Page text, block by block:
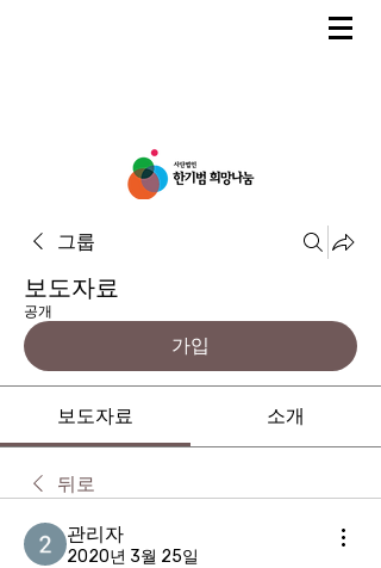
그룹
보도자료
공개
가입
보도자료 소개
뒤로
관리자
2020년 3월 25일